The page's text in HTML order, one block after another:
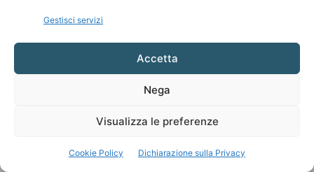
Gestisci servizi
Accetta
Nega
Visualizza le preferenze
Cookie Policy Dichiarazione sulla Privacy